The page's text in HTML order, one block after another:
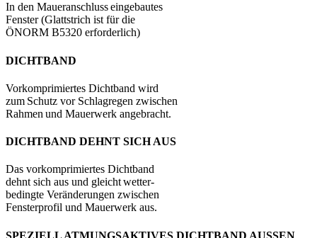
In den Maueranschluss eingebautes
Fenster (Glattstrich ist für die
ÖNORM B5320 erforderlich)
DICHTBAND
Vorkomprimiertes Dichtband wird
zum Schutz vor Schlagregen zwischen
Rahmen und Mauerwerk angebracht.
DICHTBAND DEHNT SICH AUS
Das vorkomprimiertes Dichtband
dehnt sich aus und gleicht wetter-
bedingte Veränderungen zwischen
Fensterprofil und Mauerwerk aus.
SPEZIELL ATMUNGSAKTIVES DICHTBAND AUSSEN